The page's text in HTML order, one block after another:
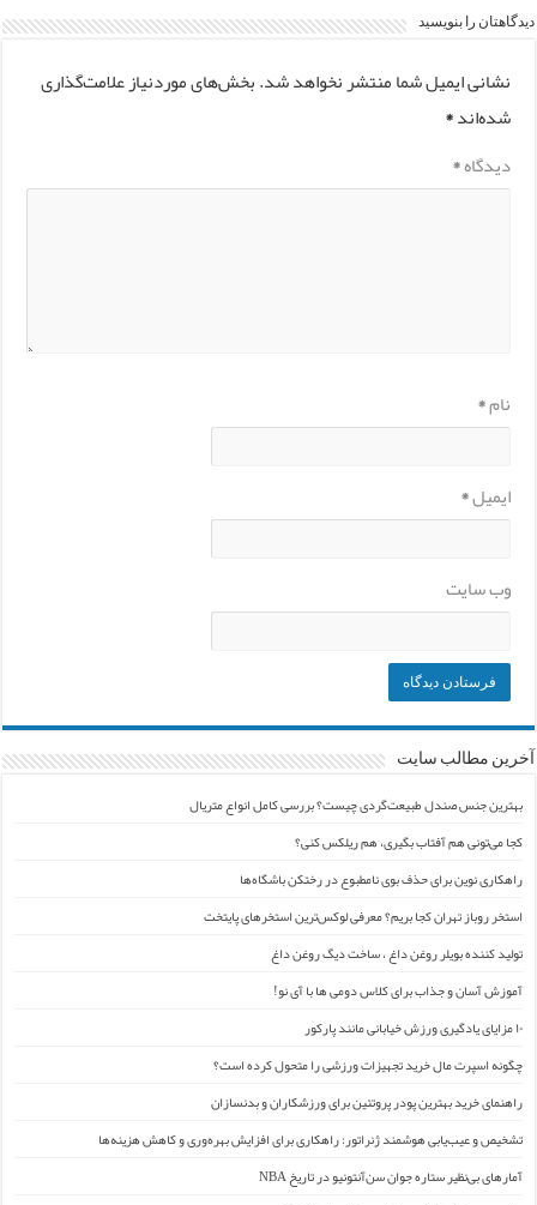
دیدگاهتان را بنویسید
نشانی ایمیل شما منتشر نخواهد شد.بخش‌های موردنیاز علامت‌گذاری
شده‌اند*
دیدگاه*
نام*
ایمیل*
وب‌ سایت
آخرین مطالب سایت
بهترین جنس صندل طبیعت‌گردی چیست؟ بررسی کامل انواع متریال
کجا می‌تونی هم آفتاب بگیری، هم ریلکس کنی؟
راهکاری نوین برای حذف بوی نامطبوع در رختکن باشگاه‌ها
استخر روباز تهران کجا بریم؟ معرفی لوکس‌ترین استخرهای پایتخت
تولید کننده بویلر روغن داغ ، ساخت دیگ روغن داغ
آموزش آسان و جذاب برای کلاس دومی ها با آی نو!
۱۰ مزایای یادگیری ورزش خیابانی مانند پارکور
چگونه اسپرت مال خرید تجهیزات ورزشی را متحول کرده است؟
راهنمای خرید بهترین پودر پروتئین برای ورزشکاران و بدنسازان
تشخیص و عیب‌یابی هوشمند ژنراتور: راهکاری برای افزایش بهره‌وری و کاهش هزینه‌ها
آمارهای بی‌نظیر ستاره جوان سن‌آنتونیو در تاریخ NBA